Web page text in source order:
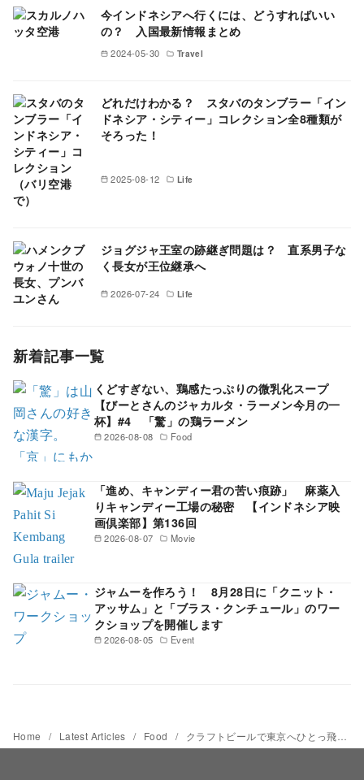
今インドネシアへ行くには、どうすればいい
の？ 入国最新情報まとめ
2024-05-30 Travel
どれだけわかる？ スタバのタンブラー「イン
ドネシア・シティー」コレクション全8種類が
そろった！
2025-08-12 Life
ジョグジャ王室の跡継ぎ問題は？ 直系男子な
く長女が王位継承へ
2026-07-24 Life
新着記事一覧
2026-08-08 Food
くどすぎない、鶏感たっぷりの微乳化スープ
【びーとさんのジャカルタ・ラーメン今月の一
杯】#4 「驚」の鶏ラーメン
2026-08-07 Movie
「進め、キャンディー君の苦い痕跡」 麻薬入
りキャンディー工場の秘密 【インドネシア映
画倶楽部】第136回
2026-08-05 Event
ジャムーを作ろう！ 8月28日に「クニット・
アッサム」と「ブラス・クンチュール」のワー
クショップを開催します
Home Latest Articles Food クラフトビールで東京へひとっ飛び クマンの「ベンド」